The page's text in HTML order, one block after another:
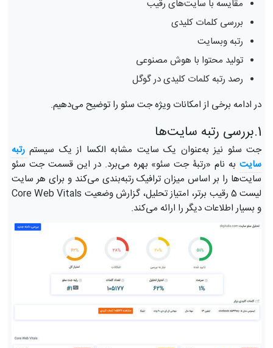
مقایسه با سایت‌های رقیب
بررسی کلمات کلیدی
رتبه وبسایت
تولید محتوا با هوش مصنوعی
رصد رتبه کلمات کلیدی در گوگل
در ادامه برخی از امکانات ویژه جت سئو را توضیح می‌دهیم.
1.بررسی رتبه سایت‌ها
جت سئو نیز به‌عنوان یک سایت مشابه الکسا از یک سیستم
سایت به نام «رتبۀ جت سئو» بهره می‌برد. در این قسمت جت سئو
سایت‌ها را بر اساس میزان ترافیک رتبه‌بندی می‌کند و برای هر سایت
لیست 5 رقیب برتر، امتیاز تحلیل، گزارش وضعیت Core Web Vitals
و بسیار اطلاعات دیگر را ارائه می‌کند.